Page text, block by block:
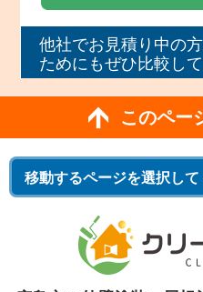
他社でお見積り中の
ためにもぜひ比較し
このペー